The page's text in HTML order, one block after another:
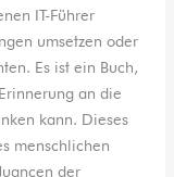
IT-Führer
umsetzen oder
Es ist ein Buch,
an die
kann. Dieses
menschlichen
der